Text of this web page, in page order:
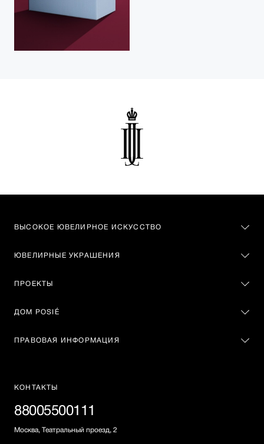
ВЫСОКОЕ ЮВЕЛИРНОЕ ИСКУССТВО
ЮВЕЛИРНЫЕ УКРАШЕНИЯ
ПРОЕКТЫ
ДОМ POSIÉ
ПРАВОВАЯ ИНФОРМАЦИЯ
КОНТАКТЫ
88005500111
Москва, Театральный проезд, 2